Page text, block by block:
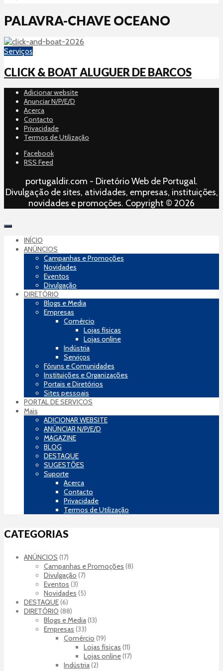
PALAVRA-CHAVE OCEANO
Serviços
CLICK & BOAT ALUGUER DE BARCOS
Adicionar website
Anunciar N/P/E/D
Acerca
Contacto
Privacidade
Termos de Utilização
Facebook
RSS Feed
portugaldir.com - Diretório Web de Portugal.
Divulgação de sites, atividades, empresas, instituições,
novidades e promoções. Copyright © 2026
INÍCIO
ANÚNCIOS
Campanhas e Promoções
Novidades
Eventos
Divulgação
DIRETÓRIO
Blogs e Media
Empresas
Comércio
Lojas físicas
Lojas online
Indústria
Serviços
Fóruns e Comunidades
Instituições e Organizações
Portais e Diretórios
Sites pessoais
PORTAL DE SERVIÇOS
Mais
ADICIONAR WEBSITE
ANÚNCIAR N/P/E/D
MAGAZINE
BLOG
DESTAQUE
SUGESTÕES
Suporte
Acerca
Contacto
Privacidade
Termos de Utilização
CATEGORIAS
ANÚNCIOS (17)
Campanhas e Promoções (8)
Divulgação (7)
Eventos (3)
Novidades (5)
DESTAQUE(6)
DIRETÓRIO (88)
Blogs e Media(13)
Empresas (33)
Comércio (19)
Lojas físicas (11)
Lojas online(17)
Indústria(2)